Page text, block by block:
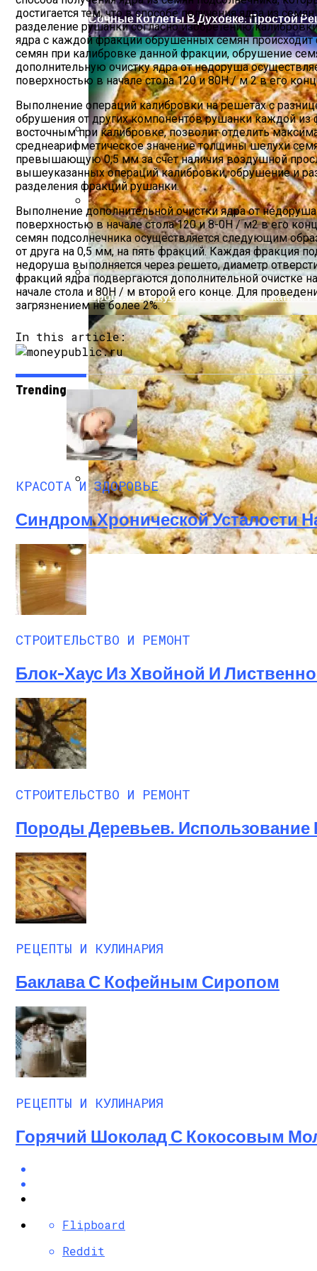
Декоративные Деревянные Панели И
Деревянные Шпалеры И Опоры Для
Народные Средства От Бессонницы
Полезно Ли Спать Днем?
Сочные Котлеты В Духовке: Простой
Простая И Вкусная Рыбная Запеканка:
достигается тем, что в способе получения ядра из
разделение рушанки согласно изобретению
ядра с каждой фракции обрушенных семян
семян при калибровке данной фракции, обрушение
дополнительную очистку ядра от недоруша
поверхностью в начале стола 120 и 80Н / м 2 в его
Выполнение операций калибровки на решетах с
обрушения от других компонентов рушанки каждой
восточным при калибровке, позволит отделить
среднеарифметическое значение толщины шелухи
превышающую 0,5 мм за счет наличия воздушной
вышеуказанных операций калибровки, обрушение и
разделения фракций рушанки.
Выполнение дополнительной очистки ядра от
поверхностью в начале стола 120 и 8-0Н / м2 в его
семян подсолнечника осуществляется следующим
от друга на 0,5 мм, на пять фракций. Каждая фракция
недоруша выполняется через решето, диаметр
фракций ядра подвергаются дополнительной
начале стола и 80Н / м второй его конце. Для
загрязнением не более 2%.
In this article:
Trending
КРАСОТА И ЗДОРОВЬЕ
Синдром Хронической Усталости
СТРОИТЕЛЬСТВО И РЕМОНТ
Блок-Хаус Из Хвойной И
СТРОИТЕЛЬСТВО И РЕМОНТ
Породы Деревьев.
РЕЦЕПТЫ И КУЛИНАРИЯ
Баклава С Кофейным Сиропом
РЕЦЕПТЫ И КУЛИНАРИЯ
Горячий Шоколад С Кокосовым
Flipboard
Reddit